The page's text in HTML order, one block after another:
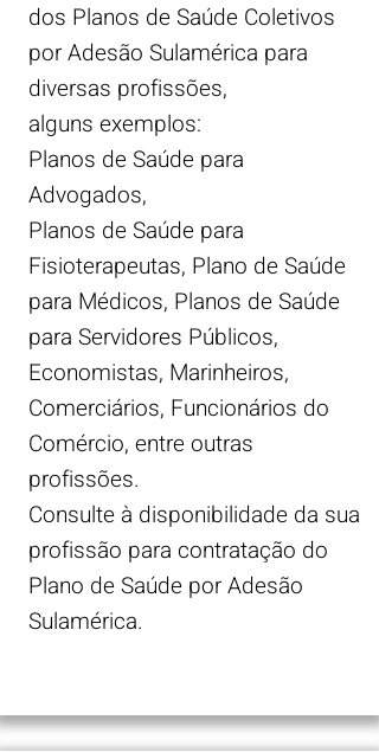
dos Planos de Saúde Coletivos
por Adesão Sulamérica para
diversas profissões,
alguns exemplos:
Planos de Saúde para
Advogados,
Planos de Saúde para
Fisioterapeutas, Plano de Saúde
para Médicos, Planos de Saúde
para Servidores Públicos,
Economistas, Marinheiros,
Comerciários, Funcionários do
Comércio, entre outras
profissões.
Consulte à disponibilidade da sua
profissão para contratação do
Plano de Saúde por Adesão
Sulamérica.